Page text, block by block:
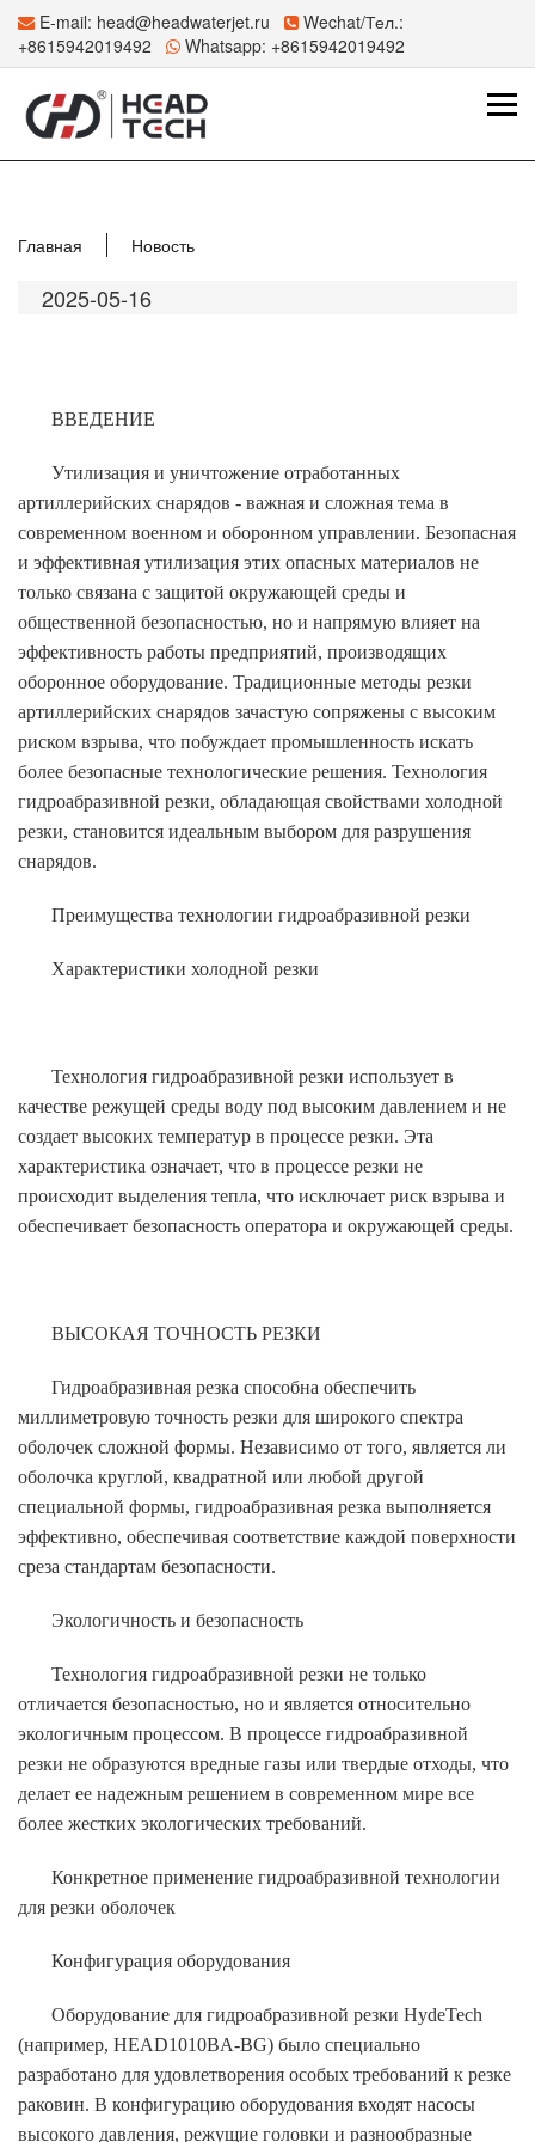
E-mail: head@headwaterjet.ru
Wechat/Тел.:
+8615942019492
Whatsapp: +8615942019492
Главная Новость
2025-05-16
ВВЕДЕНИЕ
Утилизация и уничтожение отработанных
артиллерийских снарядов - важная и сложная тема в
современном военном и оборонном управлении. Безопасная
и эффективная утилизация этих опасных материалов не
только связана с защитой окружающей среды и
общественной безопасностью, но и напрямую влияет на
эффективность работы предприятий, производящих
оборонное оборудование. Традиционные методы резки
артиллерийских снарядов зачастую сопряжены с высоким
риском взрыва, что побуждает промышленность искать
более безопасные технологические решения. Технология
гидроабразивной резки, обладающая свойствами холодной
резки, становится идеальным выбором для разрушения
снарядов.
Преимущества технологии гидроабразивной резки
Характеристики холодной резки
Технология гидроабразивной резки использует в
качестве режущей среды воду под высоким давлением и не
создает высоких температур в процессе резки. Эта
характеристика означает, что в процессе резки не
происходит выделения тепла, что исключает риск взрыва и
обеспечивает безопасность оператора и окружающей среды.
ВЫСОКАЯ ТОЧНОСТЬ РЕЗКИ
Гидроабразивная резка способна обеспечить
миллиметровую точность резки для широкого спектра
оболочек сложной формы. Независимо от того, является ли
оболочка круглой, квадратной или любой другой
специальной формы, гидроабразивная резка выполняется
эффективно, обеспечивая соответствие каждой поверхности
среза стандартам безопасности.
Экологичность и безопасность
Технология гидроабразивной резки не только
отличается безопасностью, но и является относительно
экологичным процессом. В процессе гидроабразивной
резки не образуются вредные газы или твердые отходы, что
делает ее надежным решением в современном мире все
более жестких экологических требований.
Конкретное применение гидроабразивной технологии
для резки оболочек
Конфигурация оборудования
Оборудование для гидроабразивной резки HydeTech
(например, HEAD1010BA-BG) было специально
разработано для удовлетворения особых требований к резке
раковин. В конфигурацию оборудования входят насосы
высокого давления, режущие головки и разнообразные